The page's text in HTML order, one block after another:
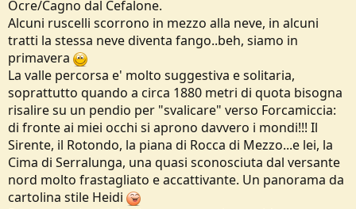
Ocre/Cagno dal Cefalone.
Alcuni ruscelli scorrono in mezzo alla neve, in alcuni
tratti la stessa neve diventa fango..beh, siamo in
primavera
La valle percorsa e' molto suggestiva e solitaria,
soprattutto quando a circa 1880 metri di quota bisogna
risalire su un pendio per "svalicare" verso Forcamiccia:
di fronte ai miei occhi si aprono davvero i mondi!!! Il
Sirente, il Rotondo, la piana di Rocca di Mezzo...e lei, la
Cima di Serralunga, una quasi sconosciuta dal versante
nord molto frastagliato e accattivante. Un panorama da
cartolina stile Heidi